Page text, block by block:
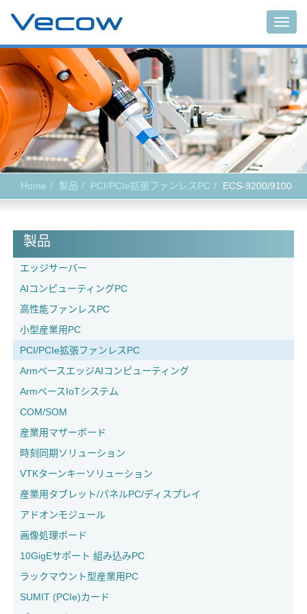
Home 製品 PCI/PCIe拡張ファンレスPC ECS-9200/9100
製品
エッジサーバー
AIコンピューティングPC
高性能ファンレスPC
小型産業用PC
PCI/PCIe拡張ファンレスPC
ArmベースエッジAIコンピューティング
ArmベースIoTシステム
COM/SOM
産業用マザーボード
時刻同期ソリューション
VTKターンキーソリューション
産業用タブレット/パネルPC/ディスプレイ
アドオンモジュール
画像処理ボード
10GigEサポート 組み込みPC
ラックマウント型産業用PC
SUMIT (PCIe)カード